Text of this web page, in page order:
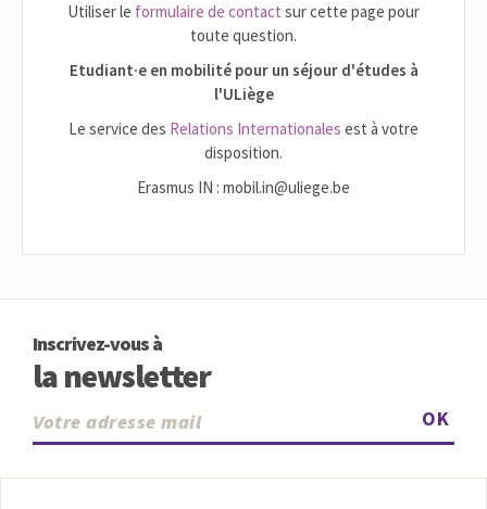
Utiliser le formulaire de contact sur cette page pour
toute question.
Etudiant·e en mobilité pour un séjour d'études à
l'ULiège
Le service des Relations Internationales est à votre
disposition.
Erasmus IN : mobil.in@uliege.be
Inscrivez-vous à
la newsletter
OK